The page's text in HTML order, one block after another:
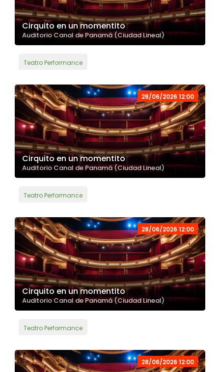
Cirquito en un momentito
Auditorio Canal de Panamá (Ciudad Lineal)
Teatro Performance
28/06/2026 12:00
Cirquito en un momentito
Auditorio Canal de Panamá (Ciudad Lineal)
Teatro Performance
28/06/2026 12:00
Cirquito en un momentito
Auditorio Canal de Panamá (Ciudad Lineal)
Teatro Performance
28/06/2026 12:00